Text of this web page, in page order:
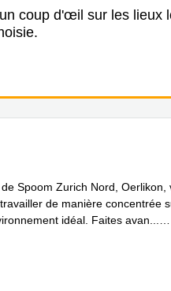
coup d'œil sur les lieux
Spoom Zurich Nord, Oerlikon,
de manière concentrée
idéal. Faites avan